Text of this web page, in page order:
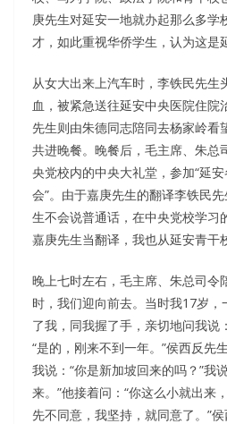
庚先生对延安一地就办起那么多学
才，如此重视华侨学生，认为这是
从女大出来上汽车时，李铁民先生
血，被紧急送往延安中央医院住院
先生则由朱德同志陪同去杨家岭看
共进晚餐。晚餐后，毛主席、朱总
央党校内的中央大礼堂，参加“延
会”。由于嘉庚先生的翻译李铁民
生不会说普通话，在中央党校学习
嘉庚先生当翻译，我也从延安青干
晚上七时左右，毛主席、朱总司令
时，我们迎向前去。当时我17岁
了我，同我握了手，亲切地问我说
“是的，刚来不到一年。”侯西反先
我说：“你是新加坡回来的吗？”我
来。”他接着问：“你这么小就出来
先不同意，我坚持，就同意了。”